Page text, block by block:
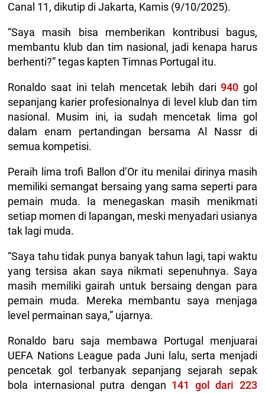
Canal 11, dikutip di Jakarta, Kamis (9/10/2025).
“Saya masih bisa memberikan kontribusi bagus,
membantu klub dan tim nasional, jadi kenapa harus
berhenti?” tegas kapten Timnas Portugal itu.
Ronaldo saat ini telah mencetak lebih dari940 gol
sepanjang karier profesionalnya di level klub dan tim
nasional. Musim ini, ia sudah mencetak lima gol
dalam enam pertandingan bersama Al Nassr di
semua kompetisi.
Peraih lima trofi Ballon d’Or itu menilai dirinya masih
memiliki semangat bersaing yang sama seperti para
pemain muda. Ia menegaskan masih menikmati
setiap momen di lapangan, meski menyadari usianya
tak lagi muda.
“Saya tahu tidak punya banyak tahun lagi, tapi waktu
yang tersisa akan saya nikmati sepenuhnya. Saya
masih memiliki gairah untuk bersaing dengan para
pemain muda. Mereka membantu saya menjaga
level permainan saya,” ujarnya.
Ronaldo baru saja membawa Portugal menjuarai
UEFA Nations League pada Juni lalu, serta menjadi
pencetak gol terbanyak sepanjang sejarah sepak
bola internasional putra dengan 141 gol dari 223